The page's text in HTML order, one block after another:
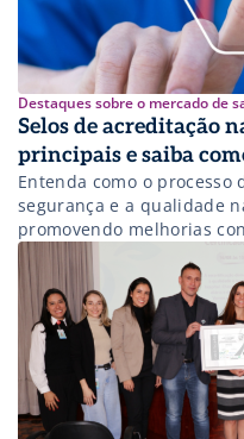
Destaques sobre o mercado de
Selos de acreditação
principais e saiba
Entenda como o processo
segurança e a qualidade
promovendo melhorias
atendimento com base
e no mundo.